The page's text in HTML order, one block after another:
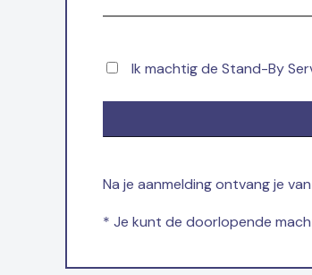
Ik machtig de Stand-By
Na je aanmelding ontvang je
* Je kunt de doorlopende